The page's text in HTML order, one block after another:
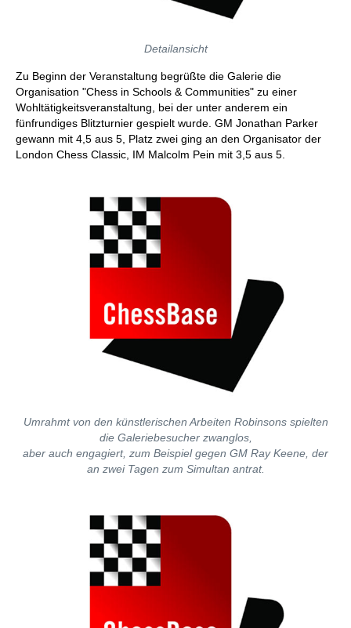
Detailansicht
Zu Beginn der Veranstaltung begrüßte die Galerie die
Organisation "Chess in Schools & Communities" zu einer
Wohltätigkeitsveranstaltung, bei der unter anderem ein
fünfrundiges Blitzturnier gespielt wurde. GM Jonathan Parker
gewann mit 4,5 aus 5, Platz zwei ging an den Organisator der
London Chess Classic, IM Malcolm Pein mit 3,5 aus 5.
Umrahmt von den künstlerischen Arbeiten Robinsons spielten
die Galeriebesucher zwanglos,
aber auch engagiert, zum Beispiel gegen GM Ray Keene, der
an zwei Tagen zum Simultan antrat.